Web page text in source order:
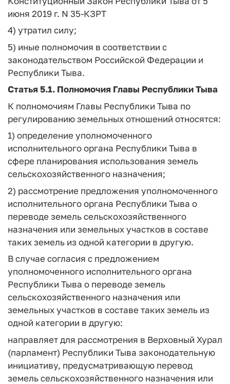
июня 2019 г. N 35-КЗРТ
4) утратил силу;
5) иные полномочия в соответствии с
законодательством Российской Федерации и
Республики Тыва.
Статья 5.1. Полномочия Главы Республики Тыва
К полномочиям Главы Республики Тыва по
регулированию земельных отношений относятся:
1) определение уполномоченного
исполнительного органа Республики Тыва в
сфере планирования использования земель
сельскохозяйственного назначения;
2) рассмотрение предложения уполномоченного
исполнительного органа Республики Тыва о
переводе земель сельскохозяйственного
назначения или земельных участков в составе
таких земель из одной категории в другую.
В случае согласия с предложением
уполномоченного исполнительного органа
Республики Тыва о переводе земель
сельскохозяйственного назначения или
земельных участков в составе таких земель из
одной категории в другую:
направляет для рассмотрения в Верховный Хурал
(парламент) Республики Тыва законодательную
инициативу, предусматривающую перевод
земель сельскохозяйственного назначения или